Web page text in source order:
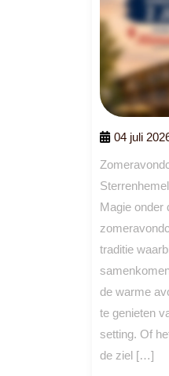
04 juli
Magie onder
traditie
de warme
te genieten
setting. Of
de ziel […]